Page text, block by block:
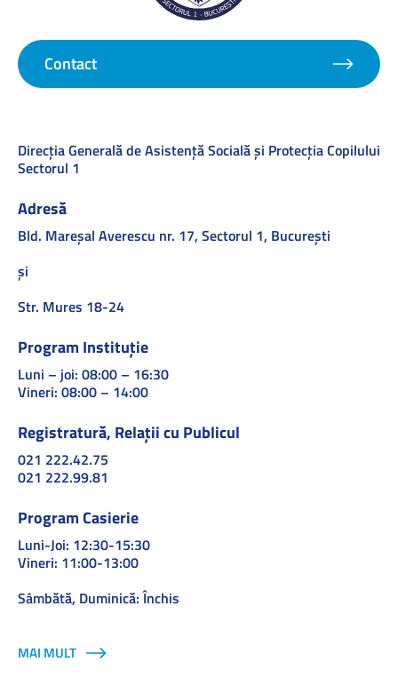
Contact
Direcţia Generală de Asistenţă Socială şi Protecţia Copilului
Sectorul 1
Adresă
Bld. Mareşal Averescu nr. 17, Sectorul 1, Bucureşti
și
Str. Mures 18-24
Program Instituție
Luni – joi: 08:00 – 16:30
Vineri: 08:00 – 14:00
Registratură, Relații cu Publicul
021 222.42.75
021 222.99.81
Program Casierie
Luni-Joi: 12:30-15:30
Vineri: 11:00-13:00
Sâmbătă, Duminică: Închis
MAI MULT